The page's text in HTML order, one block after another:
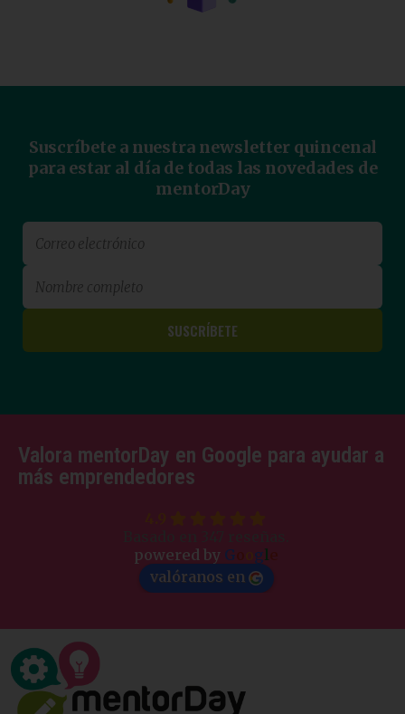
Suscríbete a nuestra newsletter quincenal
para estar al día de todas las novedades de
mentorDay
Valora mentorDay en Google para ayudar a
más emprendedores
powered by G gl
valóranos en